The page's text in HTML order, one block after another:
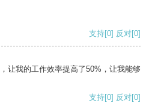
支持[0] 反对[0]
让我的工作效率提高了50%，让我能够
支持[0] 反对[0]